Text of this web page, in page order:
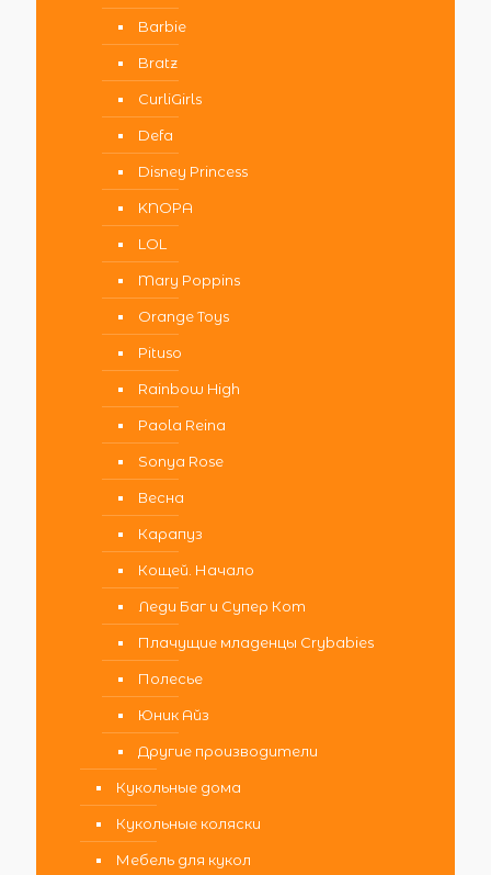
Barbie
Bratz
CurliGirls
Defa
Disney Princess
KNOPA
LOL
Mary Poppins
Orange Toys
Pituso
Rainbow High
Paola Reina
Sonya Rose
Весна
Карапуз
Кощей. Начало
Леди Баг и Супер Кот
Плачущие младенцы Crybabies
Полесье
Юник Айз
Другие производители
Кукольные дома
Кукольные коляски
Мебель для кукол